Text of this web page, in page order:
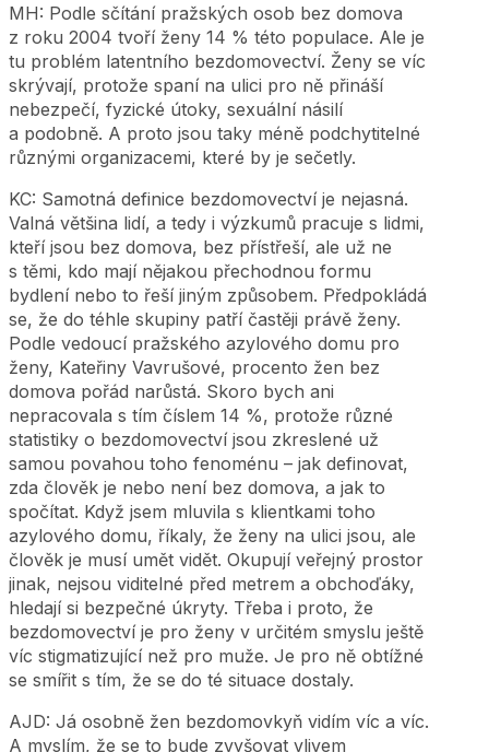
MH: Podle sčítání pražských osob bez domova
z roku 2004 tvoří ženy 14 % této populace. Ale je
tu problém latentního bezdomovectví. Ženy se víc
skrývají, protože spaní na ulici pro ně přináší
nebezpečí, fyzické útoky, sexuální násilí
a podobně. A proto jsou taky méně podchytitelné
různými organizacemi, které by je sečetly.
KC: Samotná definice bezdomovectví je nejasná.
Valná většina lidí, a tedy i výzkumů pracuje s lidmi,
kteří jsou bez domova, bez přístřeší, ale už ne
s těmi, kdo mají nějakou přechodnou formu
bydlení nebo to řeší jiným způsobem. Předpokládá
se, že do téhle skupiny patří častěji právě ženy.
Podle vedoucí pražského azylového domu pro
ženy, Kateřiny Vavrušové, procento žen bez
domova pořád narůstá. Skoro bych ani
nepracovala s tím číslem 14 %, protože různé
statistiky o bezdomovectví jsou zkreslené už
samou povahou toho fenoménu – jak definovat,
zda člověk je nebo není bez domova, a jak to
spočítat. Když jsem mluvila s klientkami toho
azylového domu, říkaly, že ženy na ulici jsou, ale
člověk je musí umět vidět. Okupují veřejný prostor
jinak, nejsou viditelné před metrem a obchoďáky,
hledají si bezpečné úkryty. Třeba i proto, že
bezdomovectví je pro ženy v určitém smyslu ještě
víc stigmatizující než pro muže. Je pro ně obtížné
se smířit s tím, že se do té situace dostaly.
AJD: Já osobně žen bezdomovkyň vidím víc a víc.
A myslím, že se to bude zvyšovat vlivem